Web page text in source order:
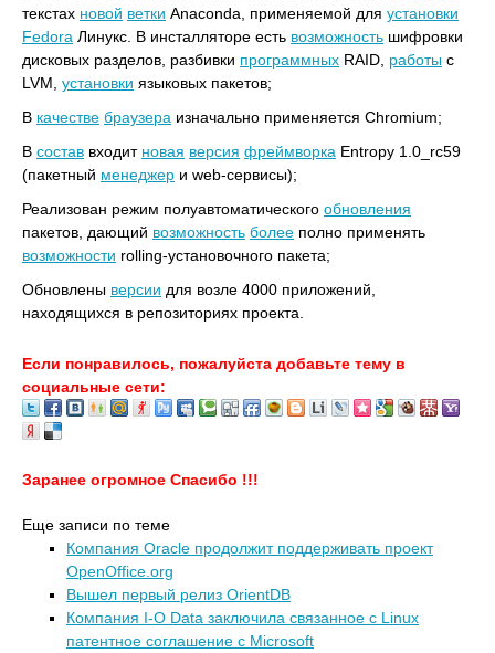
текстах новой ветки Anaconda, применяемой для установки
Fedora Линукс. В инсталляторе есть возможность шифровки
дисковых разделов, разбивки программных RAID, работы с
LVM, установки языковых пакетов;
В качестве браузера изначально применяется Chromium;
В состав входит новая версия фреймворка Entropy 1.0_rc59
(пакетный менеджер и web-сервисы);
Реализован режим полуавтоматического обновления
пакетов, дающий возможность более полно применять
возможности rolling-установочного пакета;
Обновлены версии для возле 4000 приложений,
находящихся в репозиториях проекта.
Если понравилось, пожалуйста добавьте тему в
социальные сети:
Заранее огромное Спасибо !!!
Еще записи по теме
Компания Oracle продолжит поддерживать проект
OpenOffice.org
Вышел первый релиз OrientDB
Компания I-O Data заключила связанное с Linux
патентное соглашение с Microsoft